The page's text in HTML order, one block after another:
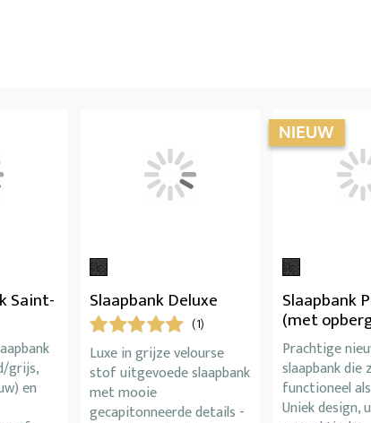
Saint-
grijs,
en
Slaapbank Deluxe
(1)
Luxe in grijze velourse
stof uitgevoede slaapbank
met mooie
gecapitonneerde details -
Slaapbank
(met
Prachtige
slaapbank die
functioneel
Uniek design,